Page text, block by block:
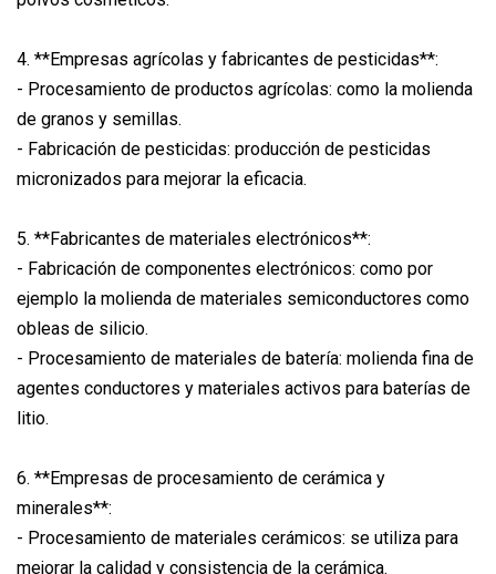
4. **Empresas agrícolas y fabricantes de pesticidas**:
- Procesamiento de productos agrícolas: como la molienda
de granos y semillas.
- Fabricación de pesticidas: producción de pesticidas
micronizados para mejorar la eficacia.
5. **Fabricantes de materiales electrónicos**:
- Fabricación de componentes electrónicos: como por
ejemplo la molienda de materiales semiconductores como
obleas de silicio.
- Procesamiento de materiales de batería: molienda fina de
agentes conductores y materiales activos para baterías de
litio.
6. **Empresas de procesamiento de cerámica y
minerales**:
- Procesamiento de materiales cerámicos: se utiliza para
mejorar la calidad y consistencia de la cerámica.